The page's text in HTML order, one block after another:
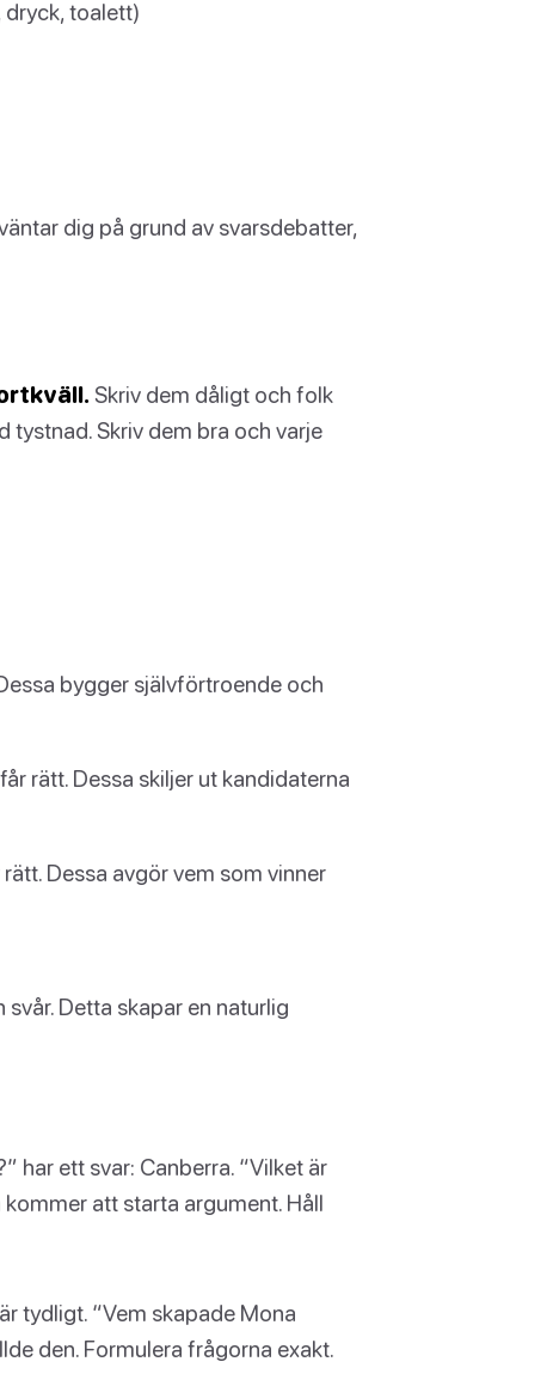
dryck, toalett)
dig på grund av svarsdebatter,
Skriv dem dåligt och folk
tystnad. Skriv dem bra och varje
bygger självförtroende och
rätt. Dessa skiljer ut kandidaterna
Dessa avgör vem som vinner
Detta skapar en naturlig
har ett svar: Canberra. “Vilket är
att starta argument. Håll
tydligt. “Vem skapade Mona
den. Formulera frågorna exakt.